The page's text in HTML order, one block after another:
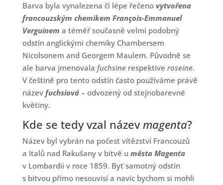
Barva byla vynalezena či lépe řečeno vytvořena
francouzským chemikem François-Emmanuel
Verguinem a téměř současně velmi podobný
odstín anglickými chemiky Chambersem
Nicolsonem and Georgem Maulem. Původně se
ale barva jmenovala fuchsinerespektive roseine.
V češtině pro tento odstín často používáme právě
název fuchsiová– odvozený od stejnobarevné
květiny.
Kde se tedy vzal názevmagenta?
Název byl vybrán na počest vítězství Francouzů
a Italů nad Rakušany v bitvě u města Magenta
v Lombardii v roce 1859. Byť samotný odstín
s bitvou přímo nesouvisí a navíc bychom si mohli